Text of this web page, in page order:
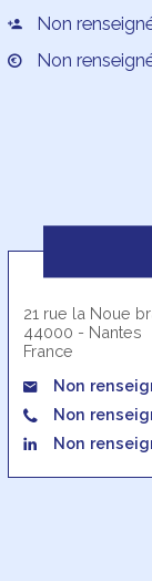
Non
Non
21 rue la Noue
44000 - Nantes
France
Non
Non
Non